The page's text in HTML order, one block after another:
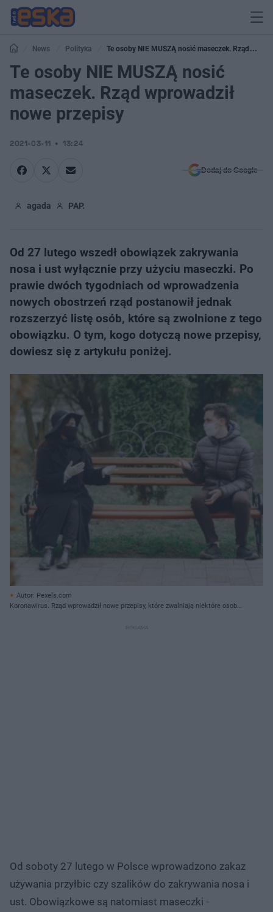
News Polityka
Te osoby NIE MUSZĄ nosić maseczek. Rząd
wprowadził nowe przepisy
Te osoby NIE MUSZĄ nosić
maseczek. Rząd wprowadził
nowe przepisy
2021-03-11 13:24
Dodaj do Google
agada PAP.
Od 27 lutego wszedł obowiązek zakrywania
nosa i ust wyłącznie przy użyciu maseczki. Po
prawie dwóch tygodniach od wprowadzenia
nowych obostrzeń rząd postanowił jednak
rozszerzyć listę osób, które są zwolnione z tego
obowiązku. O tym, kogo dotyczą nowe przepisy,
dowiesz się z artykułu poniżej.
Autor: Pexels.com
Koronawirus. Rząd wprowadził nowe przepisy, które zwalniają niektóre osoby
Od soboty 27 lutego w Polsce wprowadzono zakaz
używania przyłbic czy szalików do zakrywania nosa i
ust. Obowiązkowe są natomiast maseczki -